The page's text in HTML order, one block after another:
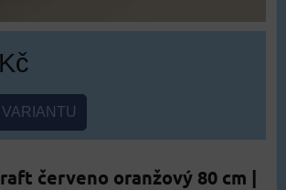
červeno oranžový 80 cm |